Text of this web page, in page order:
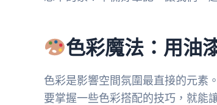
色彩魔法：用油
色彩是影響空間氛圍最直接的元素
要掌握一些色彩搭配的技巧，就能